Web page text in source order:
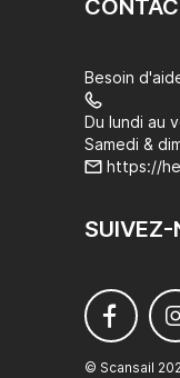
Besoin
Du lundi au
Samedi &
https://
SUIVEZ-
© Scansail